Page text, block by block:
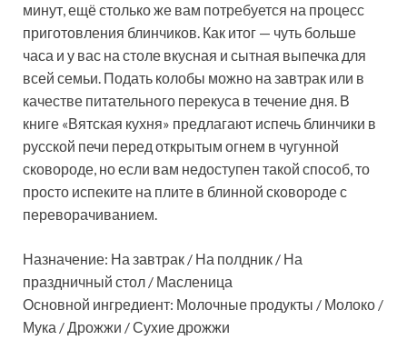
минут, ещё столько же вам потребуется на процесс
приготовления блинчиков. Как итог — чуть больше
часа и у вас на столе вкусная и сытная выпечка для
всей семьи. Подать колобы можно на завтрак или в
качестве питательного перекуса в течение дня. В
книге «Вятская кухня» предлагают испечь блинчики в
русской печи перед открытым огнем в чугунной
сковороде, но если вам недоступен такой способ, то
просто испеките на плите в блинной сковороде с
переворачиванием.
Назначение: На завтрак / На полдник / На
праздничный стол / Масленица
Основной ингредиент: Молочные продукты / Молоко /
Мука / Дрожжи / Сухие дрожжи